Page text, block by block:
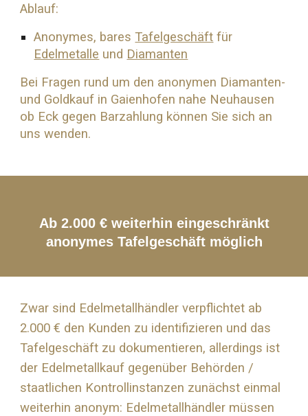
Ablauf:
Anonymes, bares Tafelgeschäft für
Edelmetalle und Diamanten
Bei Fragen rund um den anonymen Diamanten-
und Goldkauf in Gaienhofen nahe Neuhausen
ob Eck gegen Barzahlung können Sie sich an
uns wenden.
Ab 2.000 € weiterhin eingeschränkt
anonymes Tafelgeschäft möglich
Zwar sind Edelmetallhändler verpflichtet ab
2.000 € den Kunden zu identifizieren und das
Tafelgeschäft zu dokumentieren, allerdings ist
der Edelmetallkauf gegenüber Behörden /
staatlichen Kontrollinstanzen zunächst einmal
weiterhin anonym: Edelmetallhändler müssen